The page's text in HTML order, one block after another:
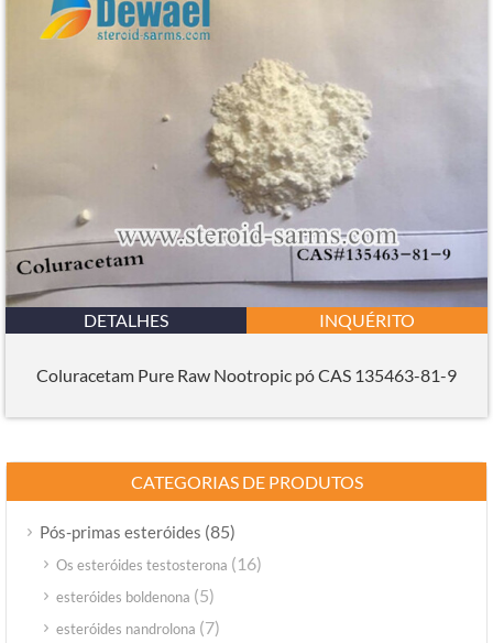
DETALHES INQUÉRITO
Coluracetam Pure Raw Nootropic pó CAS 135463-81-9
CATEGORIAS DE PRODUTOS
Pós-primas esteróides (85)
Os esteróides testosterona (16)
esteróides boldenona (5)
esteróides nandrolona (7)